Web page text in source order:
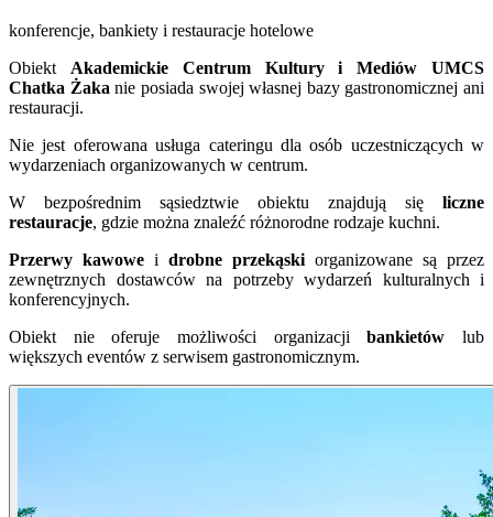
konferencje, bankiety i restauracje hotelowe
Obiekt Akademickie Centrum Kultury i Mediów UMCS
Chatka Żaka nie posiada swojej własnej bazy gastronomicznej ani
restauracji.
Nie jest oferowana usługa cateringu dla osób uczestniczących w
wydarzeniach organizowanych w centrum.
W bezpośrednim sąsiedztwie obiektu znajdują się liczne
restauracje, gdzie można znaleźć różnorodne rodzaje kuchni.
Przerwy kawowe i drobne przekąski organizowane są przez
zewnętrznych dostawców na potrzeby wydarzeń kulturalnych i
konferencyjnych.
Obiekt nie oferuje możliwości organizacjibankietów lub
większych eventów z serwisem gastronomicznym.